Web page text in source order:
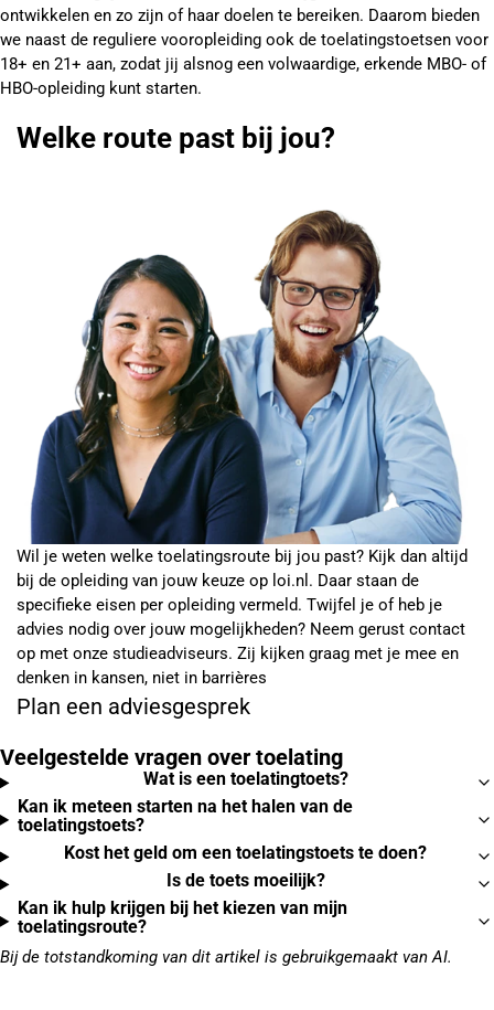
ontwikkelen en zo zijn of haar doelen te bereiken. Daarom bieden
we naast de reguliere vooropleiding ook de toelatingstoetsen voor
18+ en 21+ aan, zodat jij alsnog een volwaardige, erkende MBO- of
HBO-opleiding kunt starten.
Welke route past bij jou?
Wil je weten welke toelatingsroute bij jou past? Kijk dan altijd
bij de opleiding van jouw keuze op loi.nl. Daar staan de
specifieke eisen per opleiding vermeld. Twijfel je of heb je
advies nodig over jouw mogelijkheden? Neem gerust contact
op met onze studieadviseurs. Zij kijken graag met je mee en
denken in kansen, niet in barrières
Plan een adviesgesprek
Veelgestelde vragen over toelating
Wat is een toelatingtoets?
Kan ik meteen starten na het halen van de
toelatingstoets?
Kost het geld om een toelatingstoets te doen?
Is de toets moeilijk?
Kan ik hulp krijgen bij het kiezen van mijn
toelatingsroute?
Bij de totstandkoming van dit artikel is gebruikgemaakt van AI.